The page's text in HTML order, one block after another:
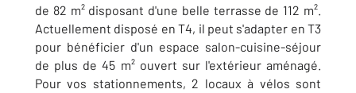
de 82 m² disposant d'une belle terrasse de 112 m².
Actuellement disposé en T4, il peut s'adapter en T3
pour bénéficier d'un espace salon-cuisine-séjour
de plus de 45 m² ouvert sur l'extérieur aménagé.
Pour vos stationnements, 2 locaux à vélos sont